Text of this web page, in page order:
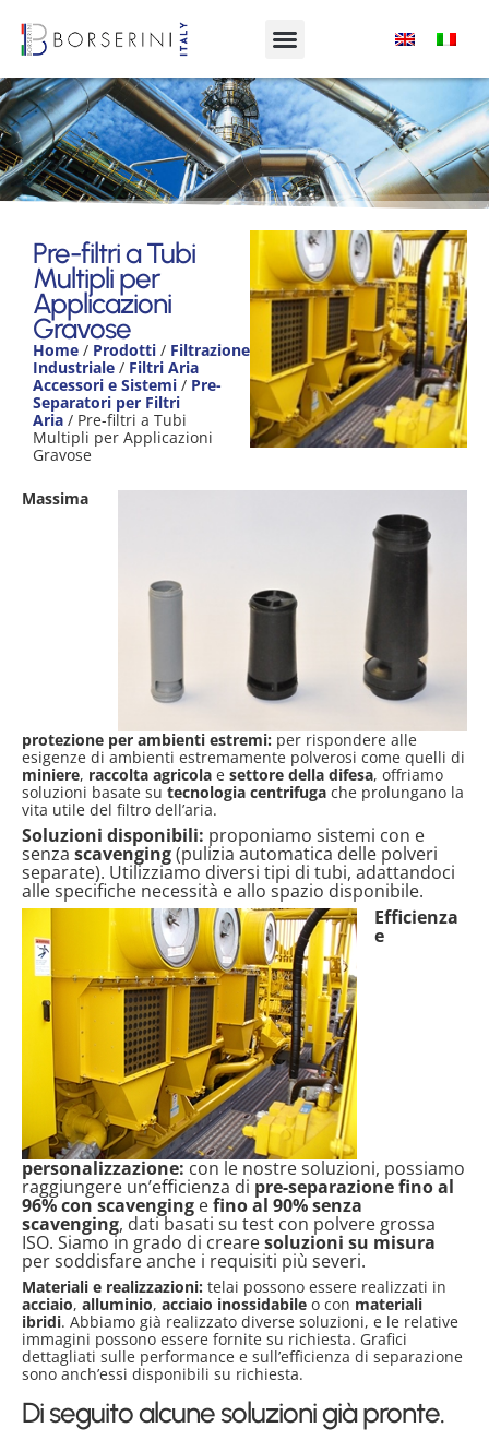
Applicazioni Gravose
Product Range
Pre-filtri a Tubi
Multipli per
Applicazioni
Gravose
Home / Prodotti / Filtrazione
Industriale / Filtri Aria
Accessori e Sistemi / Pre-
Separatori per Filtri
Aria / Pre-filtri a Tubi
Multipli per Applicazioni
Gravose
Massima
protezione per ambienti estremi: per rispondere alle
esigenze di ambienti estremamente polverosi come quelli di
miniere, raccolta agricola e settore della difesa, offriamo
soluzioni basate su tecnologia centrifuga che prolungano la
vita utile del filtro dell’aria.
Soluzioni disponibili: proponiamo sistemi con e
senza scavenging(pulizia automatica delle polveri
separate). Utilizziamo diversi tipi di tubi, adattandoci
alle specifiche necessità e allo spazio disponibile.
Efficienza
e
personalizzazione: con le nostre soluzioni, possiamo
raggiungere un’efficienza di pre-separazione fino al
96% con scavenging efino al 90% senza
scavenging, dati basati su test con polvere grossa
ISO. Siamo in grado di crearesoluzioni su misura
per soddisfare anche i requisiti più severi.
Materiali e realizzazioni: telai possono essere realizzati in
acciaio, alluminio, acciaio inossidabile o con materiali
ibridi. Abbiamo già realizzato diverse soluzioni, e le relative
immagini possono essere fornite su richiesta. Grafici
dettagliati sulle performance e sull’efficienza di separazione
sono anch’essi disponibili su richiesta.
Di seguito alcune soluzioni già pronte.